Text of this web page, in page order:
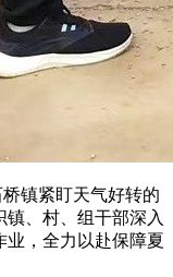
镇紧盯天气好转的
、村、组干部深入
业，全力以赴保障夏